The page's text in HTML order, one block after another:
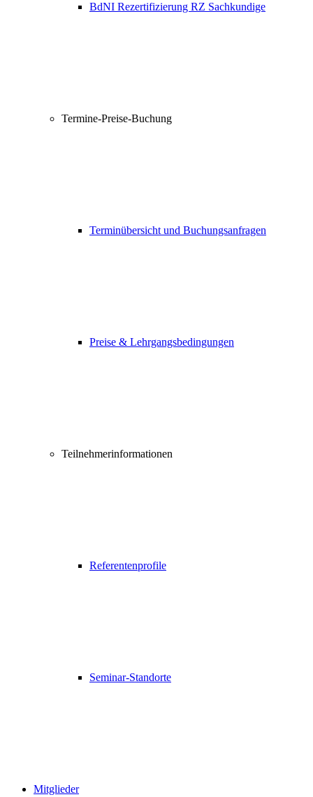
BdNI Rezertifizierung RZ Sachkundige
Termine-Preise-Buchung
Terminübersicht und Buchungsanfragen
Preise & Lehrgangsbedingungen
Teilnehmerinformationen
Referentenprofile
Seminar-Standorte
Mitglieder